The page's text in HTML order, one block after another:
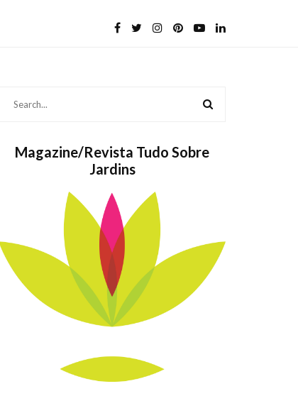
Magazine/Revista Tudo Sobre
Jardins